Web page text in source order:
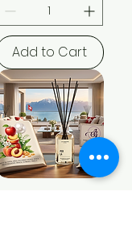
Add to Cart